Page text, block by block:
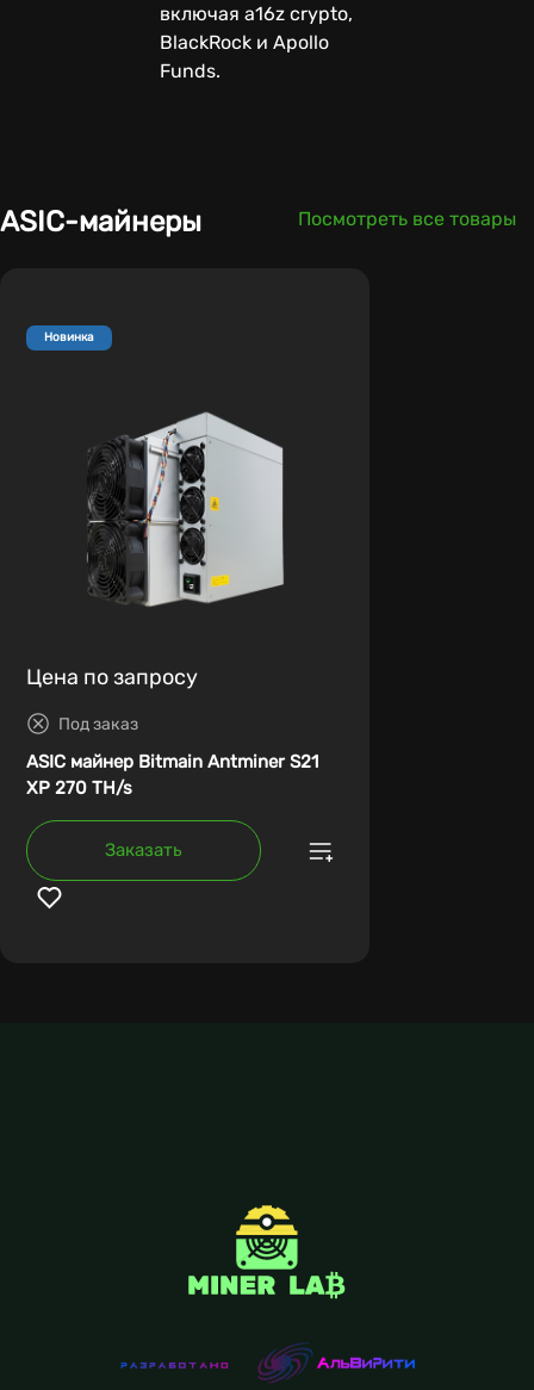
включая a16z crypto,
BlackRock и Apollo
Funds.
ASIC-майнеры Посмотреть все товары
Новинка
Цена по запросу
Под заказ
ASIC майнер Bitmain Antminer S21
XP 270 TH/s
Заказать